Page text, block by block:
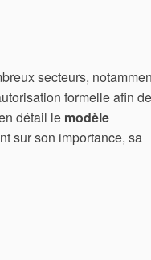
secteurs,
formelle afin de
détail le modèle
sur son importance, sa